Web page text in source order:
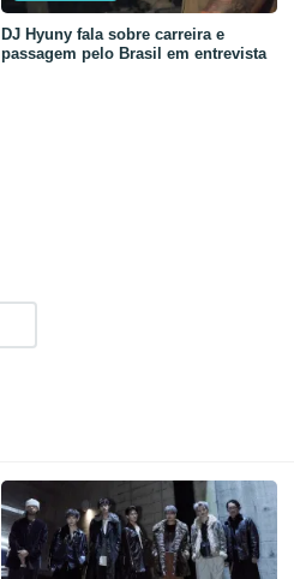
DJ Hyuny fala sobre carreira e
passagem pelo Brasil em entrevista